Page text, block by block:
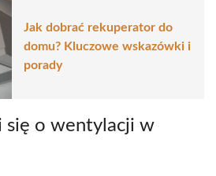
Jak dobrać rekuperator do
domu? Kluczowe wskazówki i
porady
się o wentylacji w